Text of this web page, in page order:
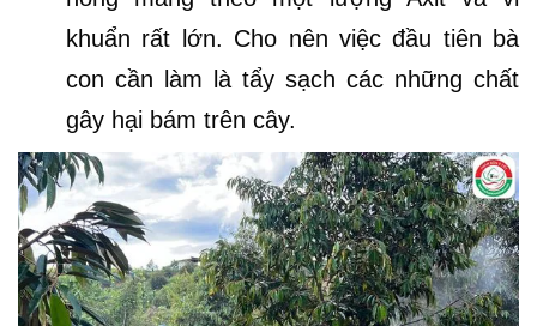
khuẩn rất lớn. Cho nên việc đầu tiên bà
con cần làm là tẩy sạch các những chất
gây hại bám trên cây.